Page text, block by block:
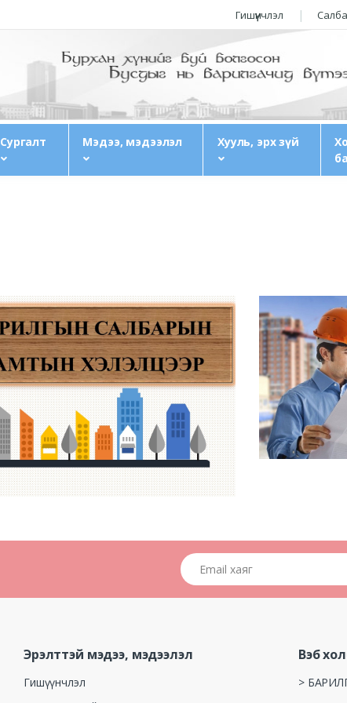
Гишүүнчлэл
Сургалт Мэдээ, мэдээлэл Хууль, эрх зүй
Email хаяг
Эрэлттэй мэдээ, мэдээлэл
Гишүүнчлэл
Вэб
>